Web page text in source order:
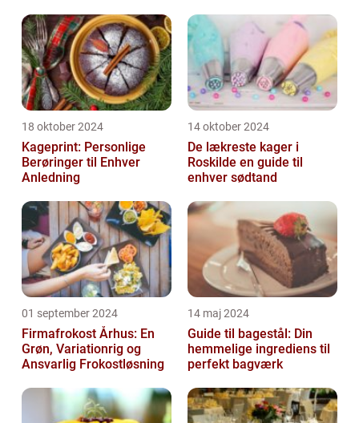
18 oktober 2024
Kageprint: Personlige
Berøringer til Enhver
Anledning
14 oktober 2024
De lækreste kager i
Roskilde en guide til
enhver sødtand
01 september 2024
Firmafrokost Århus: En
Grøn, Variationrig og
Ansvarlig Frokostløsning
14 maj 2024
Guide til bagestål: Din
hemmelige ingrediens til
perfekt bagværk